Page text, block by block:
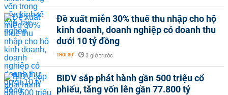
Đề xuất miễn 30% thuế thu nhập cho hộ
kinh doanh, doanh nghiệp có doanh thu
dưới 10 tỷ đồng
THỜI SỰ - 3 giờ trước
BIDV sắp phát hành gần 500 triệu cổ
phiếu, tăng vốn lên gần 77.800 tỷ